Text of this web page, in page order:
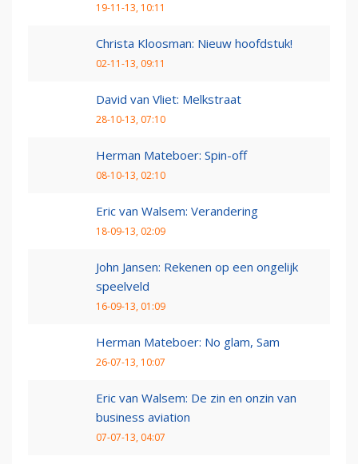
19-11-13, 10:11
Christa Kloosman: Nieuw hoofdstuk!
02-11-13, 09:11
David van Vliet: Melkstraat
28-10-13, 07:10
Herman Mateboer: Spin-off
08-10-13, 02:10
Eric van Walsem: Verandering
18-09-13, 02:09
John Jansen: Rekenen op een ongelijk
speelveld
16-09-13, 01:09
Herman Mateboer: No glam, Sam
26-07-13, 10:07
Eric van Walsem: De zin en onzin van
business aviation
07-07-13, 04:07